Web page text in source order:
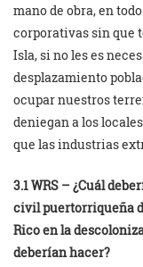
mano de obra, en
corporativas sin que
Isla, si no les es
desplazamiento
ocupar nuestros
deniegan a los
que las industrias
3.1 WRS – ¿Cuál
civil puertorriqueña
Rico en la
deberían hacer?